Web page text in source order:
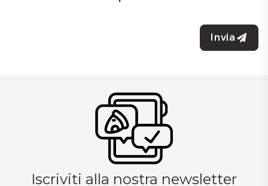
Invia
Iscriviti alla nostra newsletter